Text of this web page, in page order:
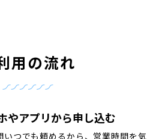
用の流れ
やアプリから申し込む
いつでも頼めるから、営業時間を気